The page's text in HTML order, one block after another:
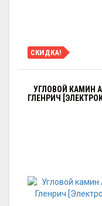
СКИДКА!
УГЛОВОЙ КАМИН
ГЛЕНРИЧ